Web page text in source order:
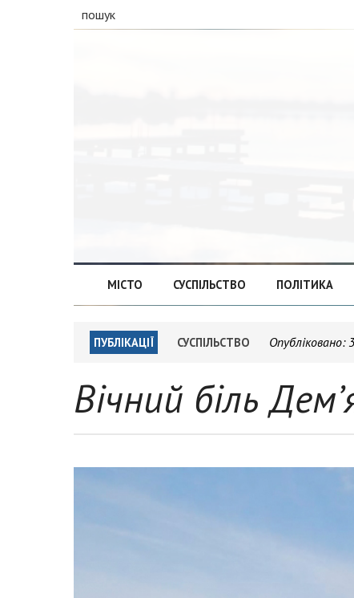
пошук
МІСТО СУСПІЛЬСТВО ПОЛІТИКА
ПУБЛІКАЦІЇ СУСПІЛЬСТВО Опубліковано:
Вічний біль